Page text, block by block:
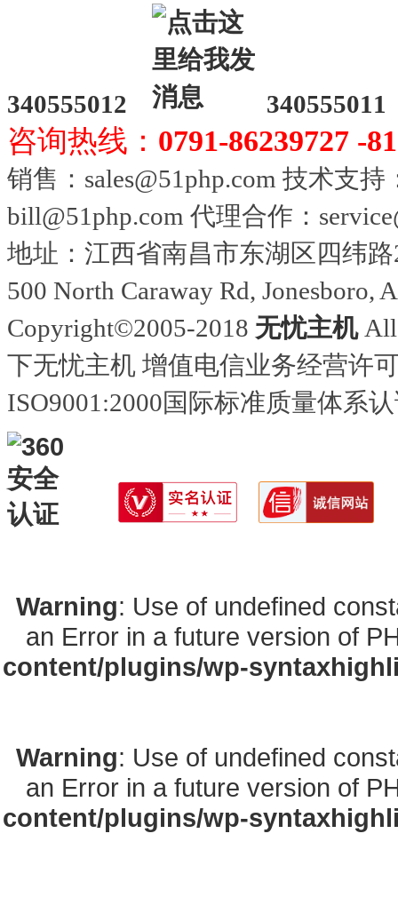
340555012 340555011
咨询热线： 0791-86239727 -
销售：sales@51php.com 技术支
bill@51php.com 代理合作：
地址：江西省南昌市东湖区四纬
500 North Caraway Rd, Jonesboro,
Copyright©2005-2018 无忧主机All
下无忧主机 增值电信业务经营许
ISO9001:2000国际标准质量体
Warning: Use of undefined
an Error in a future version of
content/plugins/wp-
Warning: Use of undefined
an Error in a future version of
content/plugins/wp-